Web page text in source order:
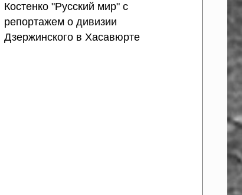
Костенко "Русский мир" с
репортажем о дивизии
Дзержинского в Хасавюрте